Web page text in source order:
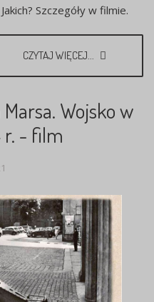
Szczegóły w filmie.
CZYTAJ WIĘCEJ...
Wojsko w
r. - film